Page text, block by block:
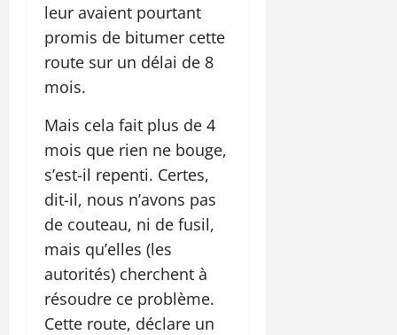
leur avaient pourtant
promis de bitumer cette
route sur un délai de 8
mois.
Mais cela fait plus de 4
mois que rien ne bouge,
s’est-il repenti. Certes,
dit-il, nous n’avons pas
de couteau, ni de fusil,
mais qu’elles (les
autorités) cherchent à
résoudre ce problème.
Cette route, déclare un